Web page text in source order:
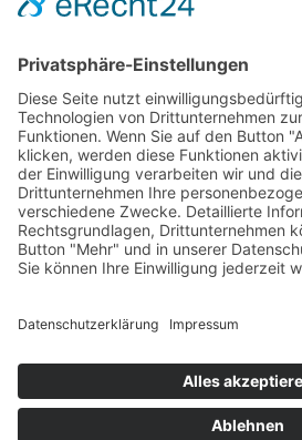
Karriere
green vibes
Auf dem Weg in eine
lebenswerte Zukunft
© 2024 Europlac. All Rights
Allgemeine